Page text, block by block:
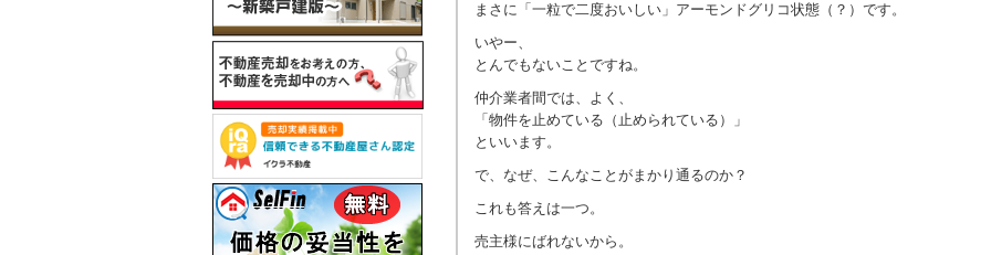
まさに「一粒で二度おいしい」アーモンドグリコ状態（？）です。
いやー、
とんでもないことですね。
仲介業者間では、よく、
「物件を止めている（止められている）」
といいます。
で、なぜ、こんなことがまかり通るのか？
これも答えは一つ。
売主様にばれないから。